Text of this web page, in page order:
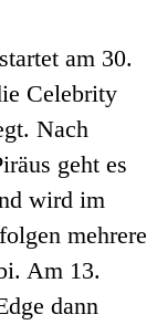
am 30.
Celebrity
Nach
geht es
wird im
mehrere
Am 13.
dann